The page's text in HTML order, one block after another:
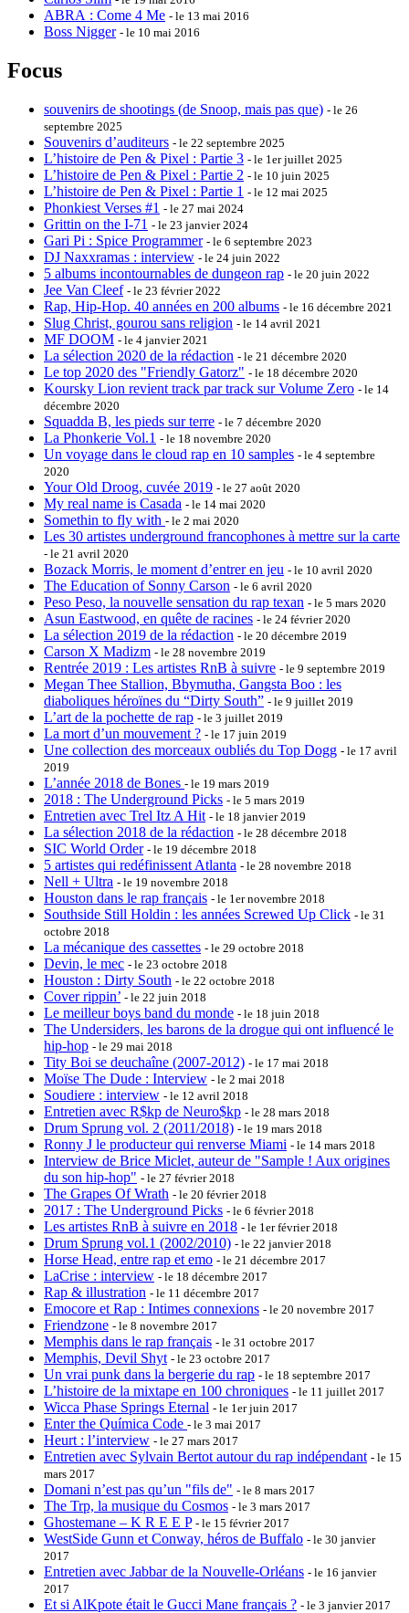
ABRA : Come 4 Me - le 13 mai 2016
Boss Nigger - le 10 mai 2016
Focus
souvenirs de shootings (de Snoop, mais pas que) - le 26
septembre 2025
Souvenirs d’auditeurs - le 22 septembre 2025
L’histoire de Pen & Pixel : Partie 3 - le 1er juillet 2025
L’histoire de Pen & Pixel : Partie 2 - le 10 juin 2025
L’histoire de Pen & Pixel : Partie 1 - le 12 mai 2025
Phonkiest Verses #1 - le 27 mai 2024
Grittin on the I-71 - le 23 janvier 2024
Gari Pi : Spice Programmer - le 6 septembre 2023
DJ Naxxramas : interview - le 24 juin 2022
5 albums incontournables de dungeon rap - le 20 juin 2022
Jee Van Cleef - le 23 février 2022
Rap, Hip-Hop. 40 années en 200 albums - le 16 décembre 2021
Slug Christ, gourou sans religion - le 14 avril 2021
MF DOOM - le 4 janvier 2021
La sélection 2020 de la rédaction - le 21 décembre 2020
Le top 2020 des "Friendly Gatorz" - le 18 décembre 2020
Koursky Lion revient track par track sur Volume Zero - le 14
décembre 2020
Squadda B, les pieds sur terre - le 7 décembre 2020
La Phonkerie Vol.1 - le 18 novembre 2020
Un voyage dans le cloud rap en 10 samples - le 4 septembre
2020
Your Old Droog, cuvée 2019 - le 27 août 2020
My real name is Casada - le 14 mai 2020
Somethin to fly with - le 2 mai 2020
Les 30 artistes underground francophones à mettre sur la carte
- le 21 avril 2020
Bozack Morris, le moment d’entrer en jeu - le 10 avril 2020
The Education of Sonny Carson - le 6 avril 2020
Peso Peso, la nouvelle sensation du rap texan - le 5 mars 2020
Asun Eastwood, en quête de racines - le 24 février 2020
La sélection 2019 de la rédaction - le 20 décembre 2019
Carson X Madizm - le 28 novembre 2019
Rentrée 2019 : Les artistes RnB à suivre - le 9 septembre 2019
Megan Thee Stallion, Bbymutha, Gangsta Boo : les
diaboliques héroïnes du “Dirty South” - le 9 juillet 2019
L’art de la pochette de rap - le 3 juillet 2019
La mort d’un mouvement ? - le 17 juin 2019
Une collection des morceaux oubliés du Top Dogg - le 17 avril
2019
L’année 2018 de Bones - le 19 mars 2019
2018 : The Underground Picks - le 5 mars 2019
Entretien avec Trel Itz A Hit - le 18 janvier 2019
La sélection 2018 de la rédaction - le 28 décembre 2018
SIC World Order - le 19 décembre 2018
5 artistes qui redéfinissent Atlanta - le 28 novembre 2018
Nell + Ultra - le 19 novembre 2018
Houston dans le rap français - le 1er novembre 2018
Southside Still Holdin : les années Screwed Up Click - le 31
octobre 2018
La mécanique des cassettes - le 29 octobre 2018
Devin, le mec - le 23 octobre 2018
Houston : Dirty South - le 22 octobre 2018
Cover rippin’ - le 22 juin 2018
Le meilleur boys band du monde - le 18 juin 2018
The Undersiders, les barons de la drogue qui ont influencé le
hip-hop - le 29 mai 2018
Tity Boi se deuchaîne (2007-2012) - le 17 mai 2018
Moïse The Dude : Interview - le 2 mai 2018
Soudiere : interview - le 12 avril 2018
Entretien avec R$kp de Neuro$kp - le 28 mars 2018
Drum Sprung vol. 2 (2011/2018) - le 19 mars 2018
Ronny J le producteur qui renverse Miami - le 14 mars 2018
Interview de Brice Miclet, auteur de "Sample ! Aux origines
du son hip-hop" - le 27 février 2018
The Grapes Of Wrath - le 20 février 2018
2017 : The Underground Picks - le 6 février 2018
Les artistes RnB à suivre en 2018 - le 1er février 2018
Drum Sprung vol.1 (2002/2010) - le 22 janvier 2018
Horse Head, entre rap et emo - le 21 décembre 2017
LaCrise : interview - le 18 décembre 2017
Rap & illustration - le 11 décembre 2017
Emocore et Rap : Intimes connexions - le 20 novembre 2017
Friendzone - le 8 novembre 2017
Memphis dans le rap français - le 31 octobre 2017
Memphis, Devil Shyt - le 23 octobre 2017
Un vrai punk dans la bergerie du rap - le 18 septembre 2017
L’histoire de la mixtape en 100 chroniques - le 11 juillet 2017
Wicca Phase Springs Eternal - le 1er juin 2017
Enter the Química Code - le 3 mai 2017
Heurt : l’interview - le 27 mars 2017
Entretien avec Sylvain Bertot autour du rap indépendant - le 15
mars 2017
Domani n’est pas qu’un "fils de" - le 8 mars 2017
The Trp, la musique du Cosmos - le 3 mars 2017
Ghostemane – K R E E P - le 15 février 2017
WestSide Gunn et Conway, héros de Buffalo - le 30 janvier
2017
Entretien avec Jabbar de la Nouvelle-Orléans - le 16 janvier
2017
Et si AlKpote était le Gucci Mane français ? - le 3 janvier 2017